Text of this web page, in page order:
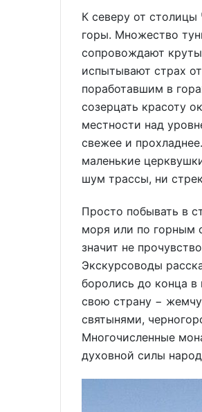
К северу от
горы. Множество
сопровождают
испытывают страх
поработавшим в
созерцать красоту
местности над
свежее и
маленькие
шум трассы, ни
Просто побывать в
моря или по горным
значит не
Экскурсоводы
боролись до конца
свою страну −
святынями,
Многочисленные
духовной силы